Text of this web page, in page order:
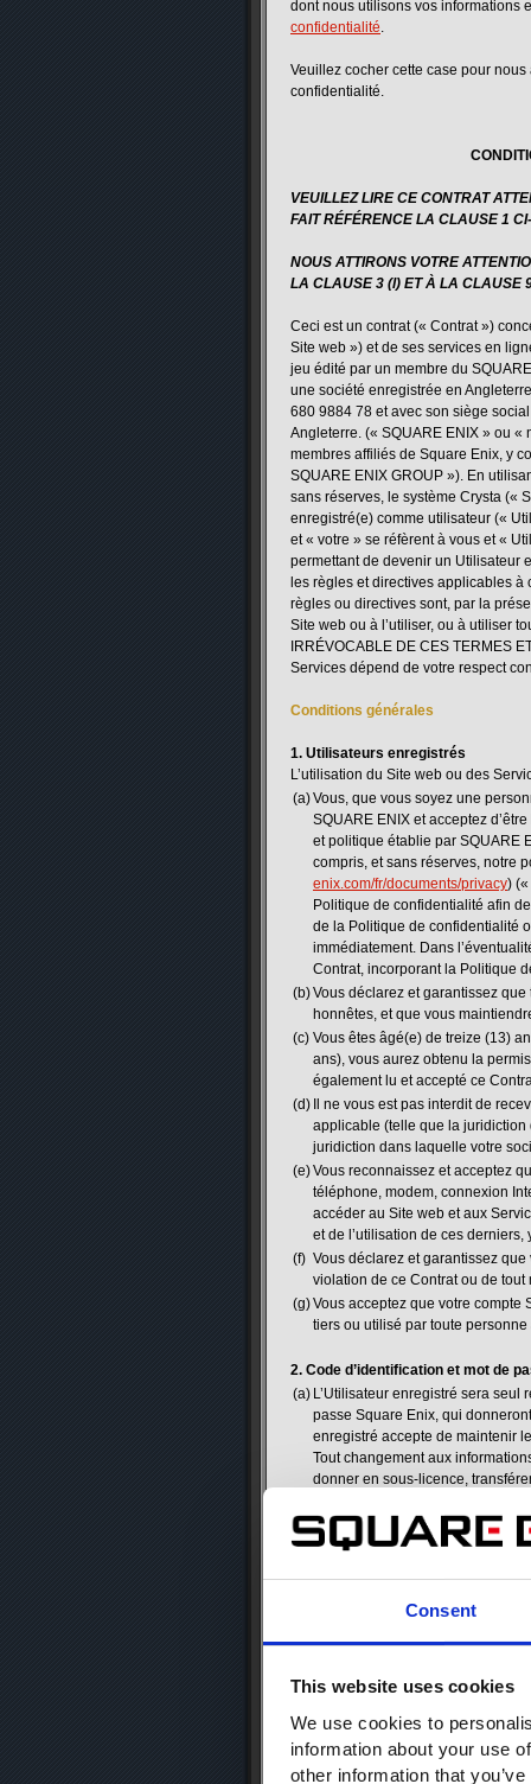
Consent
This website uses cookies
We use cookies to
information about your use
other information that
dont nous utilisons vos informations
confidentialité.
Veuillez cocher cette case pour
confidentialité.
VEUILLEZ LIRE CE CONTRAT
FAIT RÉFÉRENCE LA CLAUSE 1
NOUS ATTIRONS VOTRE
LA CLAUSE 3 (l) ET À LA CLAUSE
Ceci est un contrat (« Contrat »)
Site web ») et de ses services en
jeu édité par un membre du
une société enregistrée en
680 9884 78 et avec son siège
Angleterre. (« SQUARE ENIX » ou
membres affiliés de Square Enix, y
SQUARE ENIX GROUP »). En
sans réserves, le système Crysta («
enregistré(e) comme utilisateur («
et « votre » se réfèrent à vous et «
permettant de devenir un Utilisateur
les règles et directives applicables
règles ou directives sont, par la
Site web ou à l’utiliser, ou à utiliser
IRRÉVOCABLE DE CES TERMES
Services dépend de votre respect
Conditions générales
1. Utilisateurs enregistrés
L’utilisation du Site web ou des
(a)Vous, que vous soyez une
SQUARE ENIX et acceptez
et politique établie par SQUARE
compris, et sans réserves, notre
enix.com/fr/documents/privacy)
Politique de confidentialité afin
de la Politique de confidentialité
immédiatement. Dans
Contrat, incorporant la Politique
(b)Vous déclarez et garantissez
honnêtes, et que vous
(c) Vous êtes âgé(e) de treize (13)
ans), vous aurez obtenu la
également lu et accepté ce
(d)
Il ne vous est pas interdit de
applicable (telle que la
juridiction dans laquelle votre
(e)Vous reconnaissez et acceptez
téléphone, modem, connexion
accéder au Site web et aux
et de l’utilisation de ces
(f) Vous déclarez et garantissez
violation de ce Contrat ou de
(g)Vous acceptez que votre compte
tiers ou utilisé par toute
2. Code d’identification et mot de
(a) L’Utilisateur enregistré sera seul
passe Square Enix, qui
enregistré accepte de maintenir
Tout changement aux
donner en sous-licence,
manière qu’il soit. Toute
enregistré, même dans
ne sera pas responsable de tout
Enix n’est plus sécurisé, ou
aviser immédiatement SQUARE
id=613&la=3
Authentificateur (STS)
Les Utilisateurs enregistrés
ENIX pour se prémunir contre le